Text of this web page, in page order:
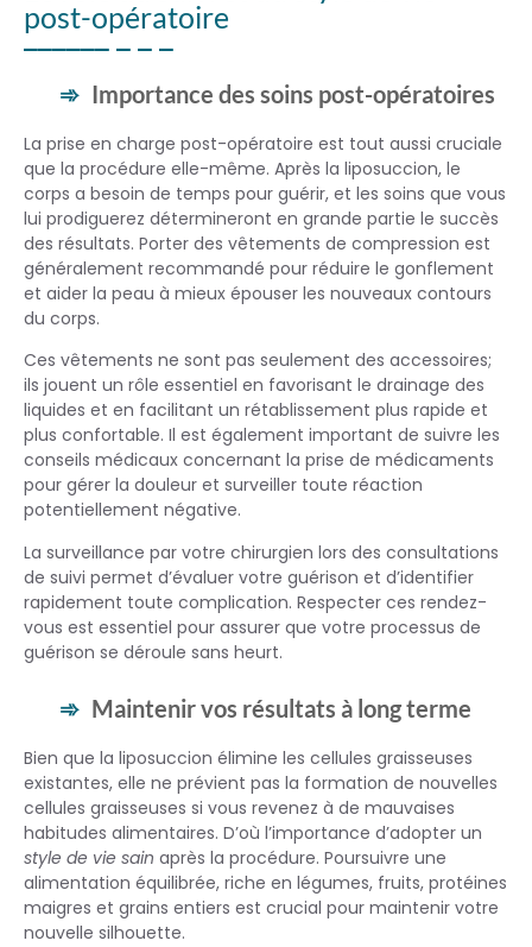
post-opératoire
Importance des soins post-opératoires
La prise en charge post-opératoire est tout aussi cruciale
que la procédure elle-même. Après la liposuccion, le
corps a besoin de temps pour guérir, et les soins que vous
lui prodiguerez détermineront en grande partie le succès
des résultats. Porter des vêtements de compression est
généralement recommandé pour réduire le gonflement
et aider la peau à mieux épouser les nouveaux contours
du corps.
Ces vêtements ne sont pas seulement des accessoires;
ils jouent un rôle essentiel en favorisant le drainage des
liquides et en facilitant un rétablissement plus rapide et
plus confortable. Il est également important de suivre les
conseils médicaux concernant la prise de médicaments
pour gérer la douleur et surveiller toute réaction
potentiellement négative.
La surveillance par votre chirurgien lors des consultations
de suivi permet d’évaluer votre guérison et d’identifier
rapidement toute complication. Respecter ces rendez-
vous est essentiel pour assurer que votre processus de
guérison se déroule sans heurt.
Maintenir vos résultats à long terme
Bien que la liposuccion élimine les cellules graisseuses
existantes, elle ne prévient pas la formation de nouvelles
cellules graisseuses si vous revenez à de mauvaises
habitudes alimentaires. D’où l’importance d’adopter un
style de vie sain après la procédure. Poursuivre une
alimentation équilibrée, riche en légumes, fruits, protéines
maigres et grains entiers est crucial pour maintenir votre
nouvelle silhouette.